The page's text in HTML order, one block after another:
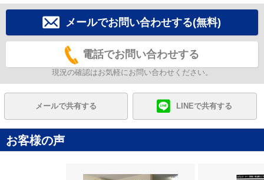
メールでお問い合わせする(無料)
電話でお問い合わせする
現況の確認はお気軽にお問い合わせください。
メールで共有する LINEで共有する
お客様の声